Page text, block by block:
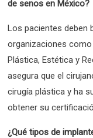
de senos en México?
Los pacientes deben
organizaciones
Plástica, Estética y
asegura que el
cirugía plástica y ha
obtener su
¿Qué tipos de